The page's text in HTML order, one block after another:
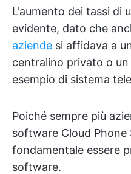
L'aumento dei tassi di
evidente, dato che
aziende si affidava a
centralino privato o un
esempio di sistema
Poiché sempre più
software Cloud Phone
fondamentale essere
software.